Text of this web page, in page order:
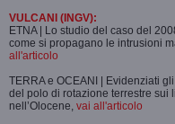
VULCANI (INGV):
ETNA | Lo studio del caso del
come si propagano le intrusioni
all'articolo
TERRA e OCEANI | Evidenziati
del polo di rotazione terrestre sui
nell’Olocene, vai all'articolo